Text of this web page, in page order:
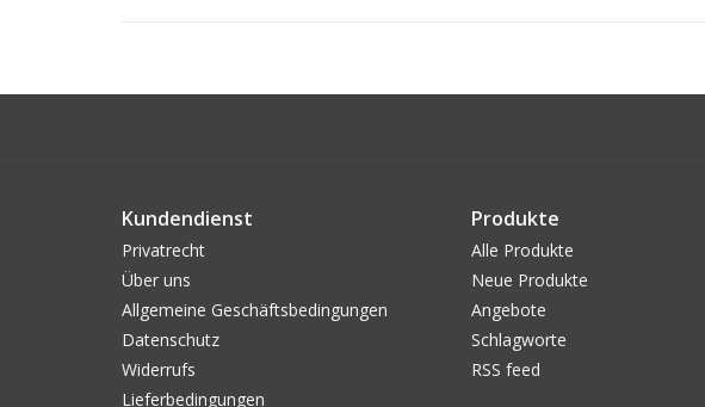
Kundendienst
Privatrecht
Über uns
Allgemeine Geschäftsbedingungen
Datenschutz
Widerrufs
Lieferbedingungen
Produkte
Alle Produkte
Neue Produkte
Angebote
Schlagworte
RSS feed